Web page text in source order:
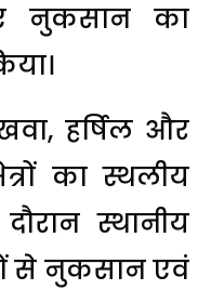
नुकसान का
हर्षिल और
का स्थलीय
स्थानीय
से नुकसान एवं